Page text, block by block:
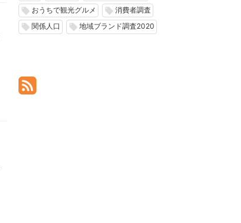
local_offer おうちで観光グルメ local_offer 消費者調査
local_offer 関係人口 local_offer 地域ブランド調査2020